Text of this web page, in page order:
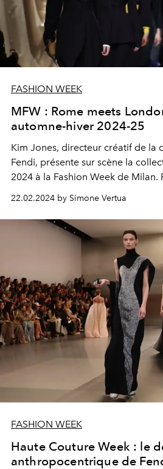
FASHION WEEK
MFW : Rome meets
automne-hiver 2024-25
Kim Jones, directeur créatif de la
Fendi, présente sur scène la
2024 à la Fashion Week de Milan.
spéciaux du défilé figurent
Mastonardi,
22.02.2024 by Simone Vertua
FASHION WEEK
Haute Couture Week : le
anthropocentrique de